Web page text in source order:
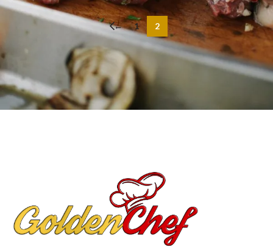
← 1 2